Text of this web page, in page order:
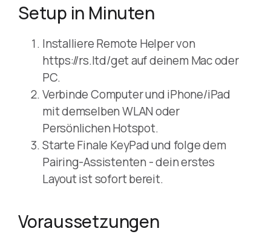
Setup in Minuten
Installiere Remote Helper von
https://rs.ltd/get auf deinem Mac oder
PC.
Verbinde Computer und iPhone/iPad
mit demselben WLAN oder
Persönlichen Hotspot.
Starte Finale KeyPad und folge dem
Pairing-Assistenten - dein erstes
Layout ist sofort bereit.
Voraussetzungen